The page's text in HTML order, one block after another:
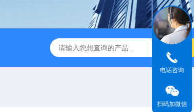
HMK-200200LS-N空气喷射筛 HMK-200e200ls气流
电话咨询
扫码加微信